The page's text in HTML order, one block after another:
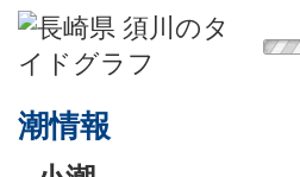
潮情報